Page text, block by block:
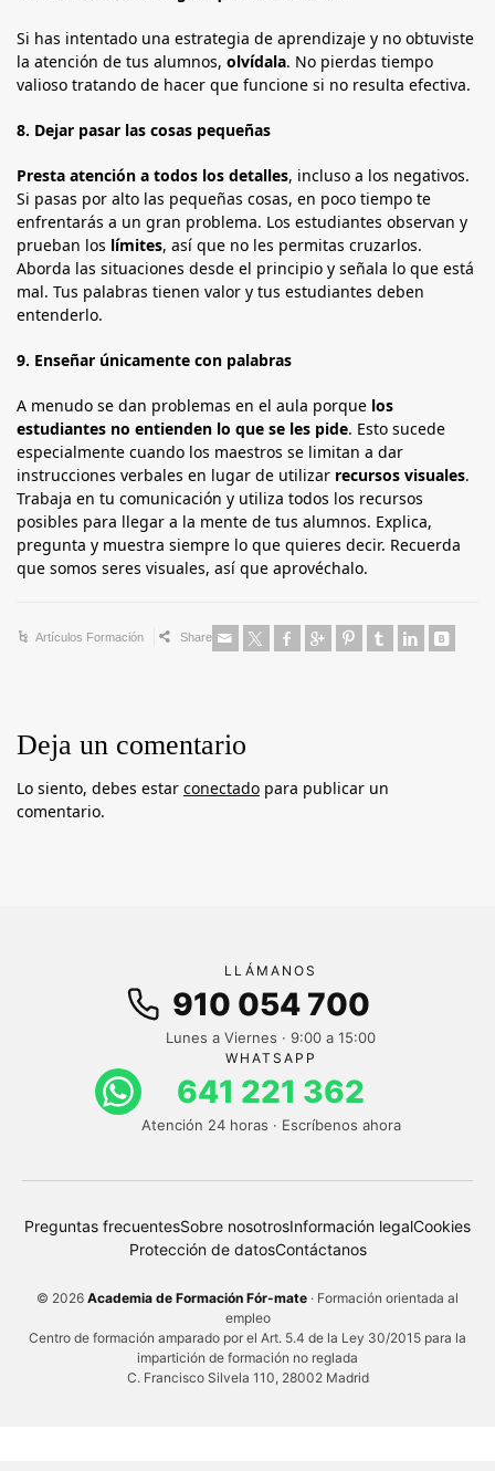
Si has intentado una estrategia de aprendizaje y no obtuviste
la atención de tus alumnos, olvídala. No pierdas tiempo
valioso tratando de hacer que funcione si no resulta efectiva.
8. Dejar pasar las cosas pequeñas
Presta atención a todos los detalles, incluso a los negativos.
Si pasas por alto las pequeñas cosas, en poco tiempo te
enfrentarás a un gran problema. Los estudiantes observan y
prueban los límites, así que no les permitas cruzarlos.
Aborda las situaciones desde el principio y señala lo que está
mal. Tus palabras tienen valor y tus estudiantes deben
entenderlo.
9. Enseñar únicamente con palabras
A menudo se dan problemas en el aula porque los
estudiantes no entienden lo que se les pide. Esto sucede
especialmente cuando los maestros se limitan a dar
instrucciones verbales en lugar de utilizar recursos visuales.
Trabaja en tu comunicación y utiliza todos los recursos
posibles para llegar a la mente de tus alumnos. Explica,
pregunta y muestra siempre lo que quieres decir. Recuerda
que somos seres visuales, así que aprovéchalo.
Artículos Formación Share
Deja un comentario
Lo siento, debes estar conectado para publicar un
comentario.
LLÁMANOS
910 054 700
Lunes a Viernes · 9:00 a 15:00
WHATSAPP
641 221 362
Atención 24 horas · Escríbenos ahora
Preguntas frecuentesSobre nosotrosInformación legalCookies
Protección de datosContáctanos
© 2026 Academia de Formación Fór-mate · Formación orientada al
empleo
Centro de formación amparado por el Art. 5.4 de la Ley 30/2015 para la
impartición de formación no reglada
C. Francisco Silvela 110, 28002 Madrid